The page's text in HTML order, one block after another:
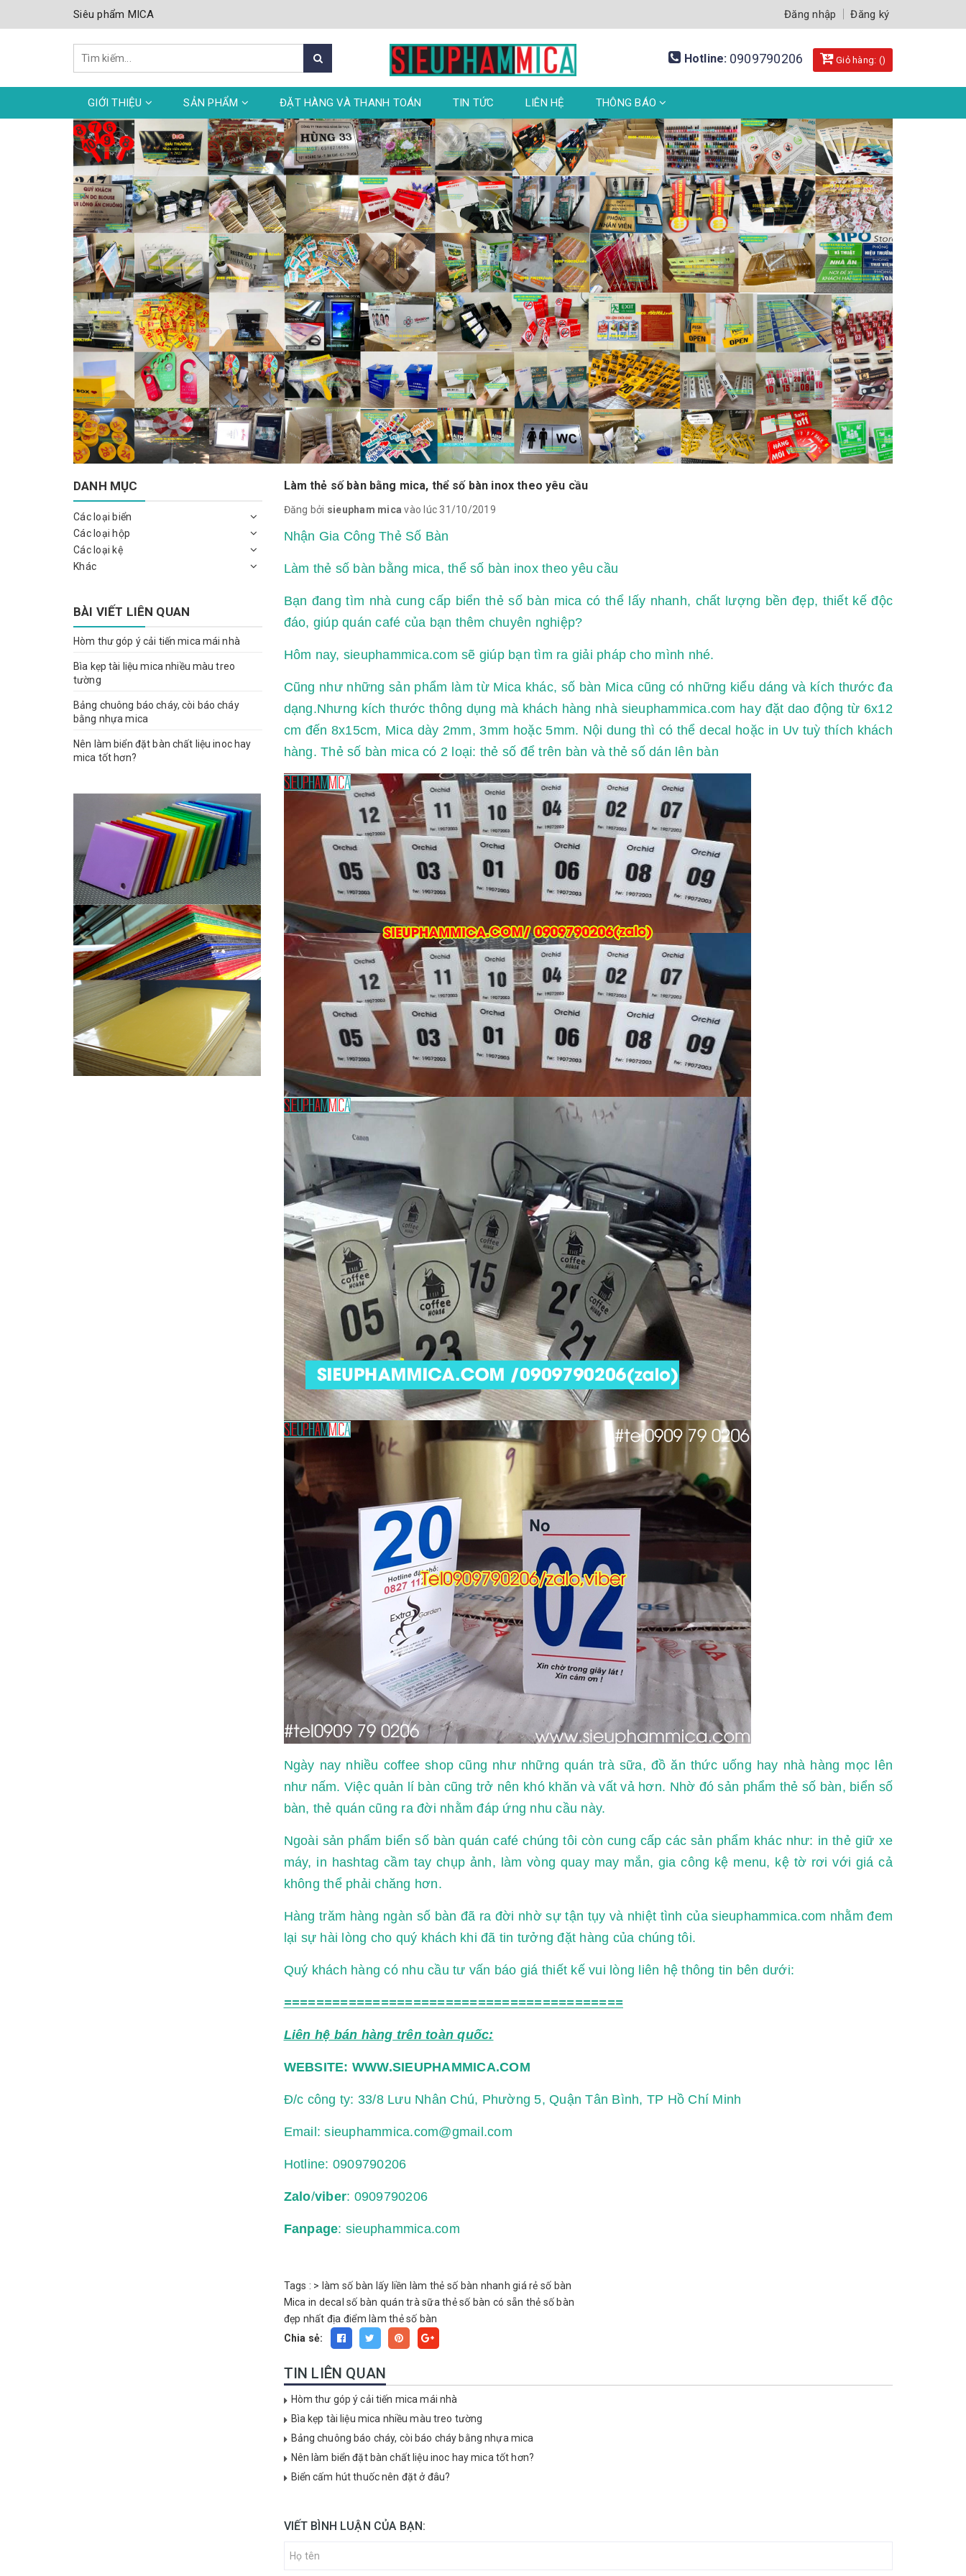
Siêu phẩm MICA Đăng nhập Đăng ký
Hotline: 0909790206 Giỏ hàng: ()
GIỚI THIỆU SẢN PHẨM ĐẶT HÀNG VÀ THANH TOÁN TIN TỨC LIÊN HỆ THÔNG BÁO
Làm thẻ số bàn bằng mica, thể số bàn inox theo yêu cầu
Đăng bởi sieupham mica vào lúc 31/10/2019
Nhận Gia Công Thẻ Số Bàn
Làm thẻ số bàn bằng mica, thể số bàn inox theo yêu cầu
Bạn đang tìm nhà cung cấp biển thẻ số bàn mica có thể lấy nhanh, chất lượng bền đẹp, thiết kế độc
đáo, giúp quán café của bạn thêm chuyên nghiệp?
Hôm nay, sieuphammica.com sẽ giúp bạn tìm ra giải pháp cho mình nhé.
Cũng như những sản phẩm làm từ Mica khác, số bàn Mica cũng có những kiểu dáng và kích thước đa
dạng.Nhưng kích thước thông dụng mà khách hàng nhà sieuphammica.com hay đặt dao động từ 6x12
cm đến 8x15cm, Mica dày 2mm, 3mm hoặc 5mm. Nội dung thì có thể decal hoặc in Uv tuỳ thích khách
hàng. Thẻ số bàn mica có 2 loại: thẻ số để trên bàn và thẻ số dán lên bàn
Ngày nay nhiều coffee shop cũng như những quán trà sữa, đồ ăn thức uống hay nhà hàng mọc lên
như nấm. Việc quản lí bàn cũng trở nên khó khăn và vất vả hơn. Nhờ đó sản phẩm thẻ số bàn, biển số
bàn, thẻ quán cũng ra đời nhằm đáp ứng nhu cầu này.
Ngoài sản phẩm biển số bàn quán café chúng tôi còn cung cấp các sản phẩm khác như: in thẻ giữ xe
máy, in hashtag cầm tay chụp ảnh, làm vòng quay may mắn, gia công kệ menu, kệ tờ rơi với giá cả
không thể phải chăng hơn.
Hàng trăm hàng ngàn số bàn đã ra đời nhờ sự tận tụy và nhiệt tình của sieuphammica.com nhằm đem
lại sự hài lòng cho quý khách khi đã tin tưởng đặt hàng của chúng tôi.
Quý khách hàng có nhu cầu tư vấn báo giá thiết kế vui lòng liên hệ thông tin bên dưới:
==========================================
Liên hệ bán hàng trên toàn quốc:
WEBSITE: WWW.SIEUPHAMMICA.COM
Đ/c công ty: 33/8 Lưu Nhân Chú, Phường 5, Quận Tân Bình, TP Hồ Chí Minh
Email:sieuphammica.com@gmail.com
Hotline: 0909790206
Zalo/viber: 0909790206
Fanpage: sieuphammica.com
Tags : > làm số bàn lấy liền làm thẻ số bàn nhanh giá rẻ số bàn
Mica in decal số bàn quán trà sữa thẻ số bàn có sẵn thẻ số bàn
đẹp nhất địa điểm làm thẻ số bàn
Chia sẻ:
TIN LIÊN QUAN
Hòm thư góp ý cải tiến mica mái nhà
Bìa kẹp tài liệu mica nhiều màu treo tường
Bảng chuông báo cháy, còi báo cháy bằng nhựa mica
Nên làm biển đặt bàn chất liệu inoc hay mica tốt hơn?
Biển cấm hút thuốc nên đặt ở đâu?
VIẾT BÌNH LUẬN CỦA BẠN:
DANH MỤC
Các loại biển
Các loại hộp
Các loại kệ
Khác
BÀI VIẾT LIÊN QUAN
Hòm thư góp ý cải tiến mica mái nhà
Bìa kẹp tài liệu mica nhiều màu treo
tường
Bảng chuông báo cháy, còi báo cháy
bằng nhựa mica
Nên làm biển đặt bàn chất liệu inoc hay
mica tốt hơn?